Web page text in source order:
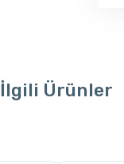
İlgili Ürünler